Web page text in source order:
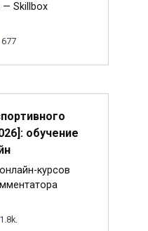
— Skillbox
677
обучение
курсов
1.8k.